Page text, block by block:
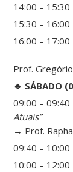
14:00 – 15:30
15:30 –
16:00 – 17:00
Prof.
🔹 SÁBADO
09:00 – 09:40
Atuais”
→ Prof.
09:40 –
10:00 – 12:00